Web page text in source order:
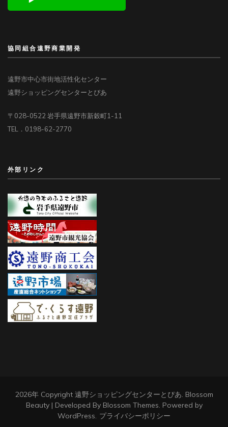
協同組合遠野商業開発
遠野市中心市街地活性化センター
遠野ショッピングセンターとぴあ
〒028-0522 岩手県遠野市新穀町1-11
TEL．0198-62-2770
外部リンク
2026年 Copyright 遠野ショッピングセンターとぴあ Blossom
Beauty | Developed By Blossom Themes . Powered by
WordPress プライバシーポリシー